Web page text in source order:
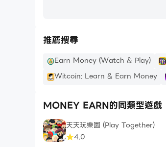
推薦搜尋
Earn Money (Watch & Play)
Witcoin: Learn & Earn Money
MONEY EARN的同類型遊戲
天天玩樂園 (Play Together)
4.0